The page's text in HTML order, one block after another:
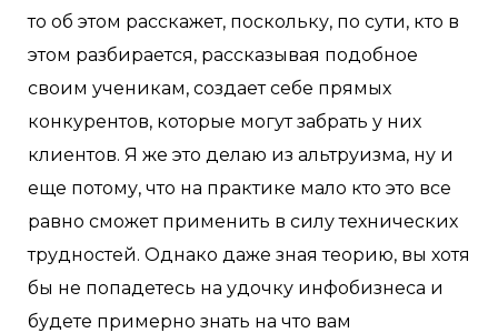
то об этом расскажет, поскольку, по сути, кто в
этом разбирается, рассказывая подобное
своим ученикам, создает себе прямых
конкурентов, которые могут забрать у них
клиентов. Я же это делаю из альтруизма, ну и
еще потому, что на практике мало кто это все
равно сможет применить в силу технических
трудностей. Однако даже зная теорию, вы хотя
бы не попадетесь на удочку инфобизнеса и
будете примерно знать на что вам